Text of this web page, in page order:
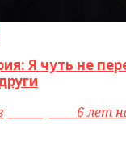
Я чуть не
6 лет